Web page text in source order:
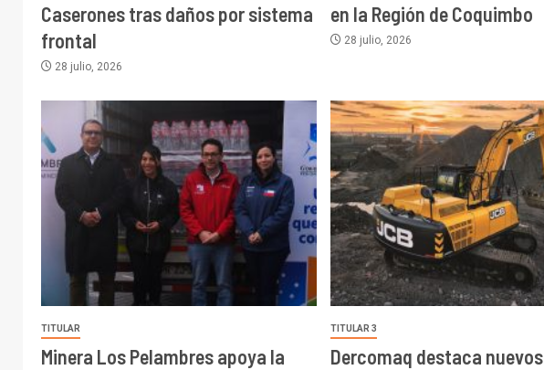
Caserones tras daños por sistema
frontal
28 julio, 2026
en la Región de Coquimbo
28 julio, 2026
TITULAR
Minera Los Pelambres apoya la
TITULAR 3
Dercomaq destaca nuevos